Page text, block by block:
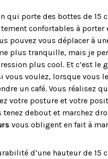
qui porte des bottes de
confortables à
pouvez vous déplacer à
plus tranquille, mais je
plus cool. Et c’est le
vous voulez, lorsque vous
un café. Vous réalisez
votre posture et votre
tenez debout et marchez
vous obligent en fait à
d’une hauteur de 15